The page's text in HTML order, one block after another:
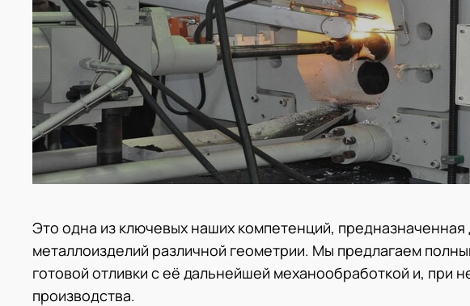
Это одна из ключевых наших компетенций,
металлоизделий различной геометрии. Мы предлагаем
готовой отливки с её дальнейшей механообработкой и, при
производства.